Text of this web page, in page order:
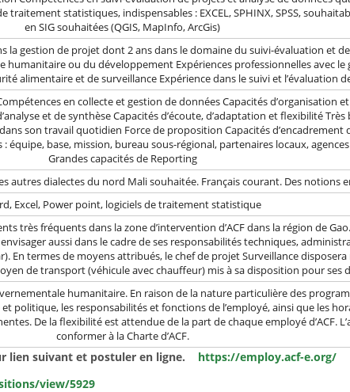
statistiques, indispensables : EXCEL, SPHINX, SPSS,
en SIG souhaitées (QGIS, MapInfo, ArcGis)
la gestion de projet dont 2 ans dans le domaine du suivi-évaluation et
humanitaire ou du développement Expériences professionnelles avec
alimentaire et de surveillance Expérience dans le suivi et l’évaluation
en collecte et gestion de données Capacités d’organisation
et de synthèse Capacités d’écoute, d’adaptation et flexibilité
son travail quotidien Force de proposition Capacités d’encadrement
base, mission, bureau sous-régional, partenaires locaux,
Grandes capacités de Reporting
autres dialectes du nord Mali souhaitée. Français courant. Des notions
Excel, Power point, logiciels de traitement statistique
très fréquents dans la zone d’intervention d’ACF dans la région de
aussi dans le cadre de ses responsabilités techniques,
En termes de moyens attribués, le chef de projet Surveillance
de transport (véhicule avec chauffeur) mis à sa disposition pour ses
humanitaire. En raison de la nature particulière des
politique, les responsabilités et fonctions de l’employé, ainsi que les
De la flexibilité est attendue de la part de chaque employé d’ACF.
conformer à la Charte d’ACF.
lien suivant et postuler en ligne. https://employ.acf-e.org/
view/5929